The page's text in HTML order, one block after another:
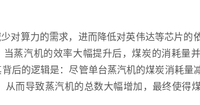
对算力的需求，进而降低对英伟达等芯片的
蒸汽机的效率大幅提升后，煤炭的消耗量
背后的逻辑是：尽管单台蒸汽机的煤炭消耗量
而导致蒸汽机的总数大幅增加，最终使得